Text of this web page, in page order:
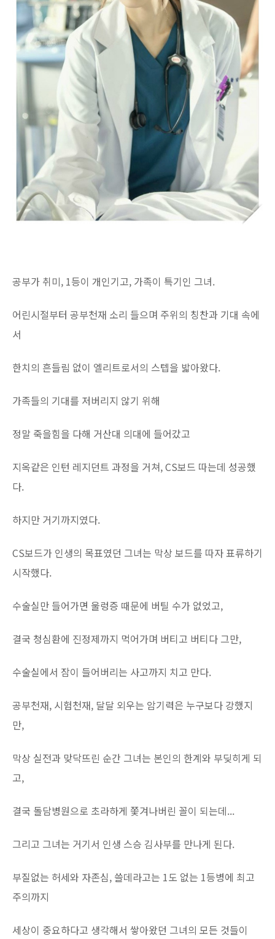
공부가 취미, 1등이 개인기고, 가족이 특기인 그녀.
어린시절부터 공부천재 소리 들으며 주위의 칭찬과 기대 속에
서
한치의 흔들림 없이 엘리트로서의 스텝을 밟아왔다.
가족들의 기대를 저버리지 않기 위해
정말 죽을힘을 다해 거산대 의대에 들어갔고
지옥같은 인턴 레지던트 과정을 거쳐, CS보드 따는데 성공했
다.
하지만 거기까지였다.
CS보드가 인생의 목표였던 그녀는 막상 보드를 따자 표류하기
시작했다.
수술실만 들어가면 울렁증 때문에 버틸 수가 없었고,
결국 청심환에 진정제까지 먹어가며 버티고 버티다 그만,
수술실에서 잠이 들어버리는 사고까지 치고 만다.
공부천재, 시험천재, 달달 외우는 암기력은 누구보다 강했지
만,
막상 실전과 맞닥뜨린 순간 그녀는 본인의 한계와 부딪히게 되
고,
결국 돌담병원으로 초라하게 쫓겨나버린 꼴이 되는데...
그리고 그녀는 거기서 인생 스승 김사부를 만나게 된다.
부질없는 허세와 자존심, 쓸데라고는 1도 없는 1등병에 최고
주의까지
세상이 중요하다고 생각해서 쌓아왔던 그녀의 모든 것들이